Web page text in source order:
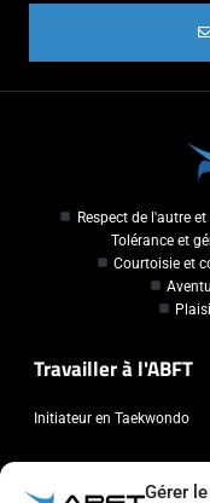
Gérer
Respect de l'autre
Tolérance et
Courtoisie et
Travailler à l'ABFT
Initiateur en Taekwondo